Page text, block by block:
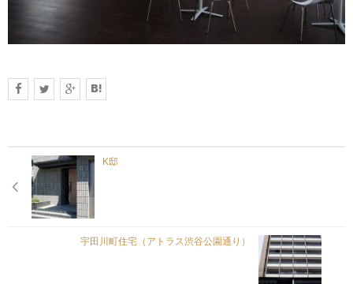
K邸
宇田川町住宅（アトラス渋谷公園通り）